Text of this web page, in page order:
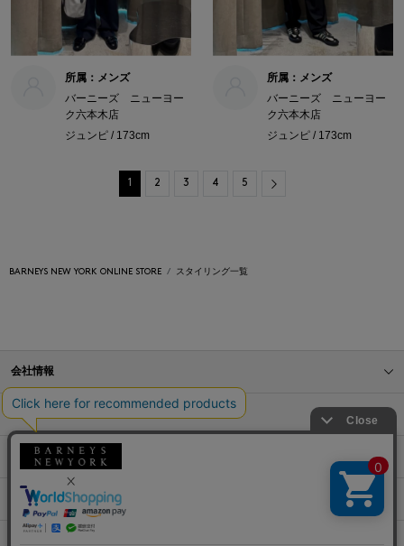
所属：メンズ
バーニーズ ニューヨー
ク六本木店
ジュンピ / 173cm
所属：メンズ
バーニーズ ニューヨー
ク六本木店
ジュンピ / 173cm
1 2 3 4 5 Next
BARNEYS NEW YORK ONLINE STORE スタイリング一覧
会社情報
オンラインストアショッピングガイド
店舗情報
サービス